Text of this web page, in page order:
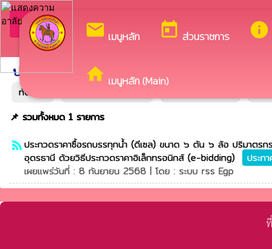
mail เมนูหลัก today ส่วนราชการ info
home เมนูหลัก (Main)
arrow_back_ios กลับเมนูหลัก ยิน
ประกาศจัดซื้อจัดจ้างระบบ egp
ทั้งหมด
📌 รวมทั้งหมด 1 รายการ
rss_feedประกวดราคาซื้อรถบรรทุกน้ำ (ดีเซล) ขนาด ๖ ตัน ๖ ล้อ ปริมาตร
อุดรธานี ด้วยวิธีประกวดราคาอิเล็กทรอนิกส์ (e-bidding)
ประก
เผยแพร่วันที่ : 8 กันยายน 2568 | โดย : ระบบ rss Egp